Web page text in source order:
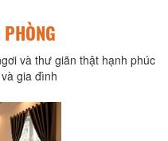
và thư giãn thật hạnh phúc
gia đình